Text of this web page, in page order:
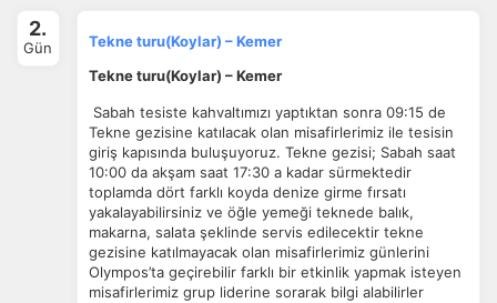
2.
Gün
Tekne turu(Koylar) – Kemer
Tekne turu(Koylar) – Kemer
Sabah tesiste kahvaltımızı yaptıktan sonra 09:15 de
Tekne gezisine katılacak olan misafirlerimiz ile tesisin
giriş kapısında buluşuyoruz. Tekne gezisi; Sabah saat
10:00 da akşam saat 17:30 a kadar sürmektedir
toplamda dört farklı koyda denize girme fırsatı
yakalayabilirsiniz ve öğle yemeği teknede balık,
makarna, salata şeklinde servis edilecektir tekne
gezisine katılmayacak olan misafirlerimiz günlerini
Olympos’ta geçirebilir farklı bir etkinlik yapmak isteyen
misafirlerimiz grup liderine sorarak bilgi alabilirler